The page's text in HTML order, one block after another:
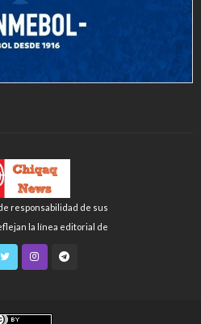
responsabilidad de sus
la línea editorial de
UNMSM.